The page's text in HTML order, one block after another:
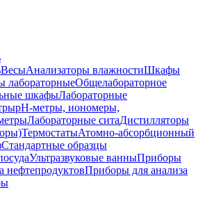
ВесыАнализаторы влажностиШкафы
лабораторныеОбщелабораторное
шкафыЛабораторные
pH-метры, иономеры,
Лабораторные ситаДистилляторы
ТермостатыАтомно-абсорбционный
Стандартные образцы
Ультразвуковые ванныПриборы
нефтепродуктовПриборы для анализа